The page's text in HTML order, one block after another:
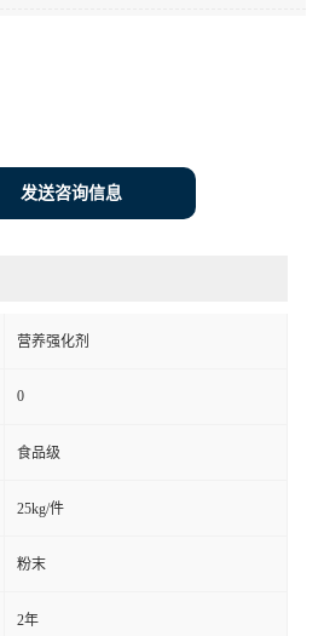
发送咨询信息
营养强化剂
0
食品级
25kg/件
粉末
2年